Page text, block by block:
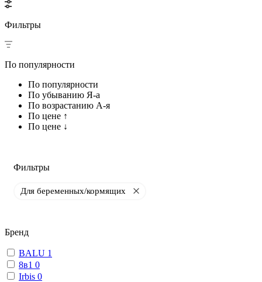
Фильтры
По популярности
По популярности
По убыванию Я-а
По возрастанию А-я
По цене ↑
По цене ↓
Фильтры
Для беременных/кормящих
Бренд
BALU 1
8в1 0
Irbis 0